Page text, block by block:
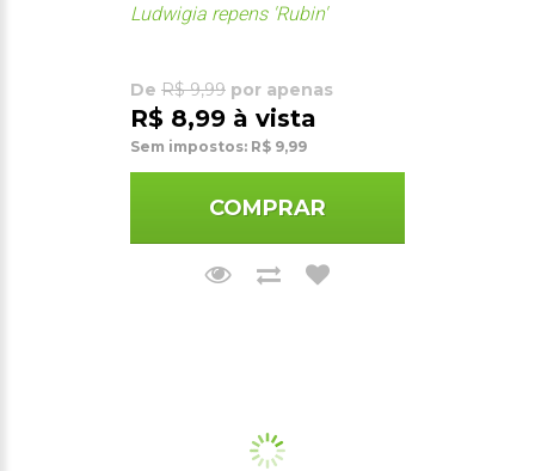
Ludwigia repens 'Rubin'
De R$ 9,99 por apenas
R$ 8,99 à vista
Sem impostos: R$ 9,99
COMPRAR